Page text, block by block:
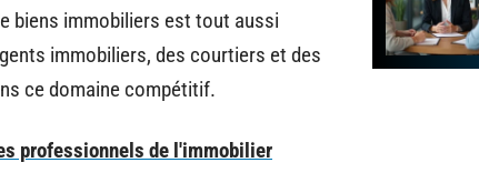
biens immobiliers est tout aussi
immobiliers, des courtiers et des
ce domaine compétitif.
professionnels de l'immobilier